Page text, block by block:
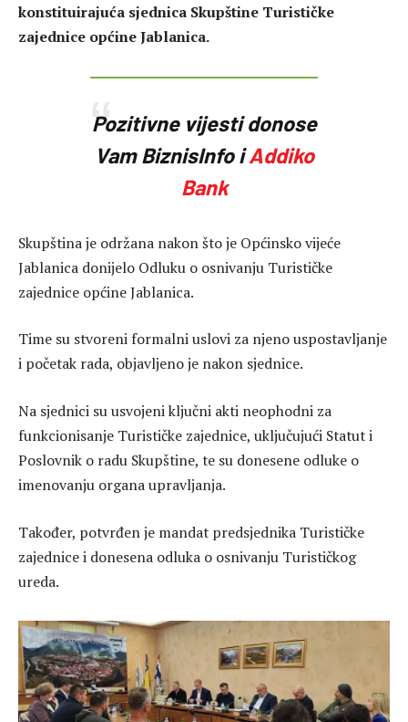
konstituirajuća sjednica Skupštine Turističke
zajednice općine Jablanica.
Pozitivne vijesti donose
Vam BiznisInfo iAddiko
Bank
Skupština je održana nakon što je Općinsko vijeće
Jablanica donijelo Odluku o osnivanju Turističke
zajednice općine Jablanica.
Time su stvoreni formalni uslovi za njeno uspostavljanje
i početak rada, objavljeno je nakon sjednice.
Na sjednici su usvojeni ključni akti neophodni za
funkcionisanje Turističke zajednice, uključujući Statut i
Poslovnik o radu Skupštine, te su donesene odluke o
imenovanju organa upravljanja.
Također, potvrđen je mandat predsjednika Turističke
zajednice i donesena odluka o osnivanju Turističkog
ureda.